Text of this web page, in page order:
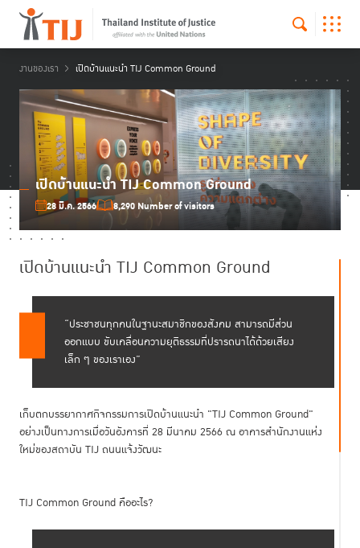
งานของเรา เปิดบ้านแนะนำ TIJ Common Ground
เปิดบ้านแนะนำ TIJ Common Ground
28 มี.ค. 2566 8,290 Number of visitors
เปิดบ้านแนะนำ TIJ Common Ground
“ประชาชนทุกคนในฐานะสมาชิกของสังคม สามารถมีส่วน
ออกแบบ ขับเคลื่อนความยุติธรรมที่ปรารถนาได้ด้วยเสียง
เล็ก ๆ ของเราเอง”
เก็บตกบรรยากาศกิจกรรมการเปิดบ้านแนะนำ "TIJ Common Ground"
อย่างเป็นทางการเมื่อวันอังคารที่ 28 มีนาคม 2566 ณ อาคารสำนักงานแห่ง
ใหม่ของสถาบัน TIJ ถนนแจ้งวัฒนะ
TIJ Common Ground คืออะไร?